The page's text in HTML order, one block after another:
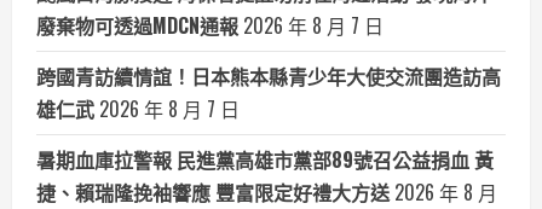
廢棄物可透過MDCN通報 2026 年 8 月 7 日
跨國青訪續情誼！日本熊本縣青少年大使交流團造訪高
雄仁武 2026 年 8 月 7 日
暑期血庫拉警報 民進黨高雄市黨部89號召公益捐血 黃
捷、賴瑞隆挽袖響應 豐富限定好禮大方送 2026 年 8 月